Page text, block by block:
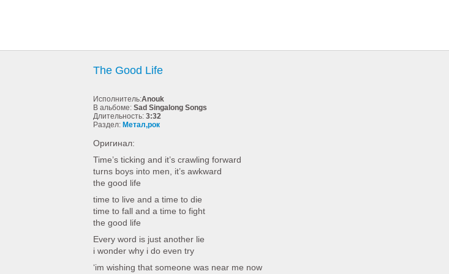
The Good Life
Исполнитель:Anouk
В альбоме: Sad Singalong Songs
Длительность: 3:32
Раздел: Метал,рок
Оригинал:
Time’s ticking and it’s crawling forward
turns boys into men, it’s awkward
the good life
time to live and a time to die
time to fall and a time to fight
the good life
Every word is just another lie
i wonder why i do even try
‘im wishing that someone was near me now